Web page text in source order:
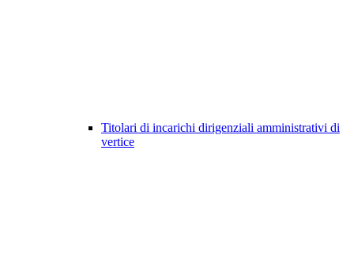
Titolari di incarichi dirigenziali amministrativi di
vertice